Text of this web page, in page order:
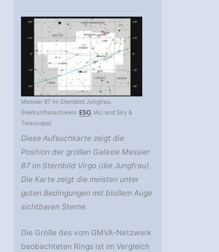
Messier 87 im Sternbild Jungfrau.
(Herkunftsnachweis: ESO, IAU and Sky &
Telescope)
Diese Aufsuchkarte zeigt die
Position der großen Galaxie Messier
87 im Sternbild Virgo (die Jungfrau).
Die Karte zeigt die meisten unter
guten Bedingungen mit bloßem Auge
sichtbaren Sterne.
Die Größe des vom GMVA-Netzwerk
beobachteten Rings ist im Vergleich